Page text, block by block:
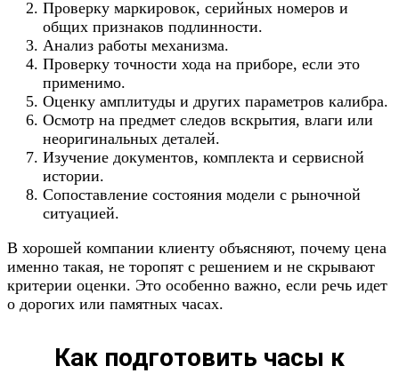
Проверку маркировок, серийных номеров и
общих признаков подлинности.
Анализ работы механизма.
Проверку точности хода на приборе, если это
применимо.
Оценку амплитуды и других параметров калибра.
Осмотр на предмет следов вскрытия, влаги или
неоригинальных деталей.
Изучение документов, комплекта и сервисной
истории.
Сопоставление состояния модели с рыночной
ситуацией.
В хорошей компании клиенту объясняют, почему цена
именно такая, не торопят с решением и не скрывают
критерии оценки. Это особенно важно, если речь идет
о дорогих или памятных часах.
Как подготовить часы к